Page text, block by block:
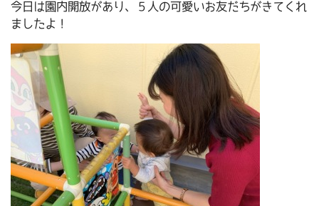
今日は園内開放があり、５人の可愛いお友だちがきてくれ
ましたよ！